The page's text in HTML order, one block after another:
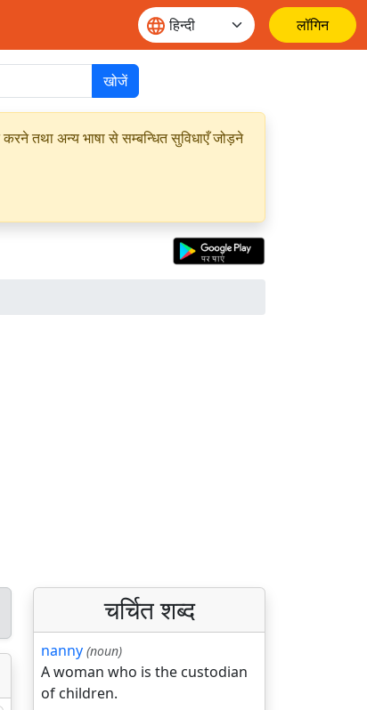
लॉगिन
खोजें
तथा अन्य भाषा से सम्बन्धित सुविधाएँ जोड़ने
चर्चित शब्द
nanny (noun)
A woman who is the custodian
of children.